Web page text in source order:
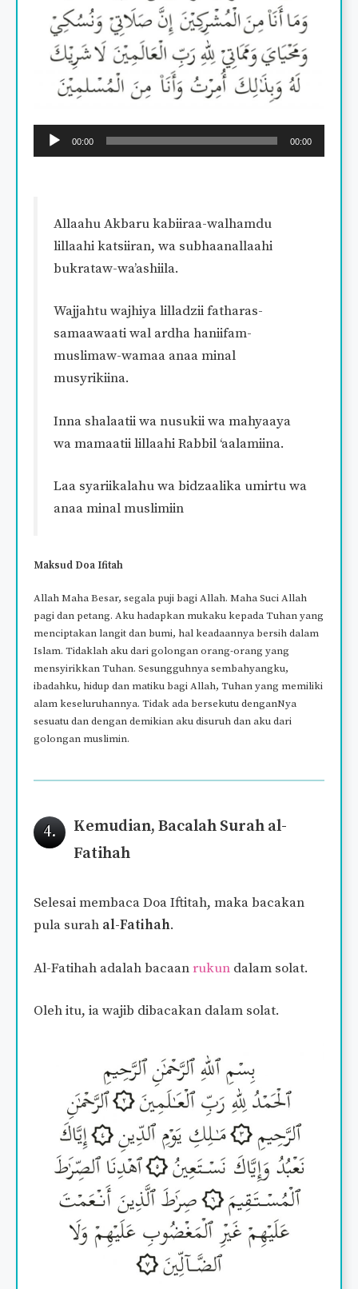
Audio
Player
00:00 00:00
Allaahu Akbaru kabiiraa-walhamdu
lillaahi katsiiran, wa subhaanallaahi
bukrataw-wa’ashiila.
Wajjahtu wajhiya lilladzii fatharas-
samaawaati wal ardha haniifam-
muslimaw-wamaa anaa minal
musyrikiina.
Inna shalaatii wa nusukii wa mahyaaya
wa mamaatii lillaahi Rabbil ‘aalamiina.
Laa syariikalahu wa bidzaalika umirtu wa
anaa minal muslimiin
Maksud Doa Ifitah
Allah Maha Besar, segala puji bagi Allah. Maha Suci Allah
pagi dan petang. Aku hadapkan mukaku kepada Tuhan yang
menciptakan langit dan bumi, hal keadaannya bersih dalam
Islam. Tidaklah aku dari golongan orang-orang yang
mensyirikkan Tuhan. Sesungguhnya sembahyangku,
ibadahku, hidup dan matiku bagi Allah, Tuhan yang memiliki
alam keseluruhannya. Tidak ada bersekutu denganNya
sesuatu dan dengan demikian aku disuruh dan aku dari
golongan muslimin.
4.
Kemudian, Bacalah Surah al-
Fatihah
Selesai membaca Doa Iftitah, maka bacakan
pula surah al-Fatihah.
Al-Fatihah adalah bacaanrukun dalam solat.
Oleh itu, ia wajib dibacakan dalam solat.